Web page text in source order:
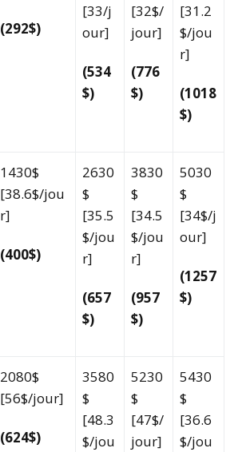
(292$)
[33/j
our]
(534
$)
[32$/
jour]
(776
$)
[31.2
$/jou
r]
(1018
$)
1430$
[38.6$/jou
r]
(400$)
2630
$
[35.5
$/jou
r]
(657
$)
3830
$
[34.5
$/jou
r]
(957
$)
5030
$
[34$/j
our]
(1257
$)
2080$
[56$/jour]
(624$)
3580
$
[48.3
$/jou
5230
$
[47$/
jour]
5430
$
[36.6
$/jou